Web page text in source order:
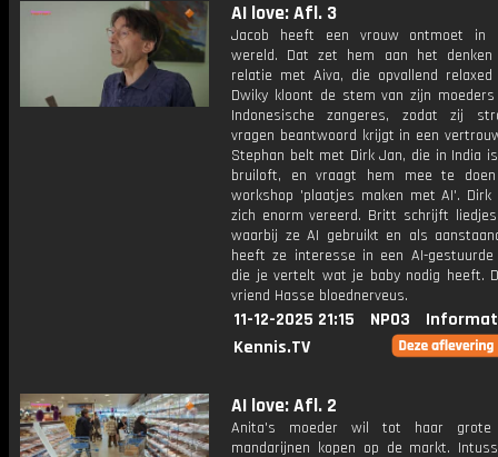
AI love: Afl. 3
Jacob heeft een vrouw ontmoet in
wereld. Dat zet hem aan het
relatie met Aiva, die opvallend relaxed
Dwiky kloont de stem van zijn
Indonesische zangeres, zodat zij
vragen beantwoord krijgt in een
Stephan belt met Dirk Jan, die in India
bruiloft, en vraagt hem mee te
workshop 'plaatjes maken met AI'.
zich enorm vereerd. Britt schrijft
waarbij ze AI gebruikt en als
heeft ze interesse in een AI-gestuurde
die je vertelt wat je baby nodig heeft.
vriend Hasse bloednerveus.
11-12-2025 21:15 NPO3
Kennis.TV
AI love: Afl. 2
Anita's moeder wil tot haar grote
mandarijnen kopen op de markt.